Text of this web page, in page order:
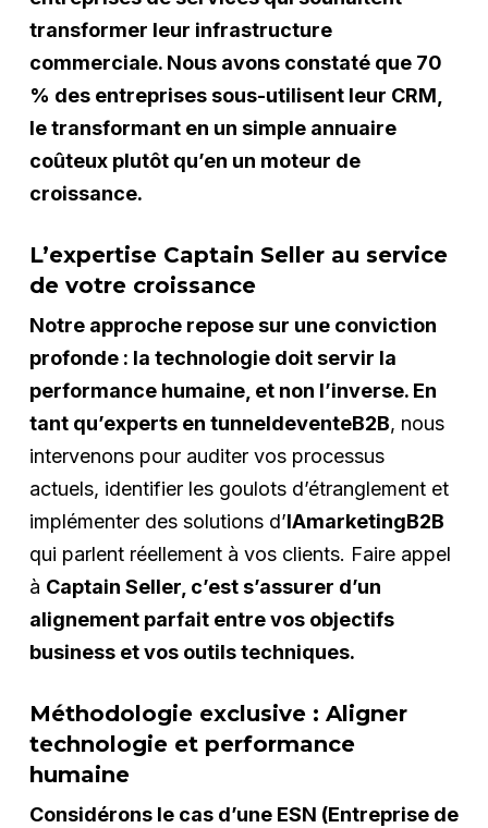
transformer leur infrastructure
commerciale. Nous avons constaté que 70
% des entreprises sous-utilisent leur CRM,
le transformant en un simple annuaire
coûteux plutôt qu’en un moteur de
croissance.
L’expertise Captain Seller au service
de votre croissance
Notre approche repose sur une conviction
profonde : la technologie doit servir la
performance humaine, et non l’inverse. En
tant qu’experts en tunneldeventeB2B, nous
intervenons pour auditer vos processus
actuels, identifier les goulots d’étranglement et
implémenter des solutions d’IAmarketingB2B
qui parlent réellement à vos clients. Faire appel
à Captain Seller, c’est s’assurer d’un
alignement parfait entre vos objectifs
business et vos outils techniques.
Méthodologie exclusive : Aligner
technologie et performance
humaine
Considérons le cas d’une ESN (Entreprise de